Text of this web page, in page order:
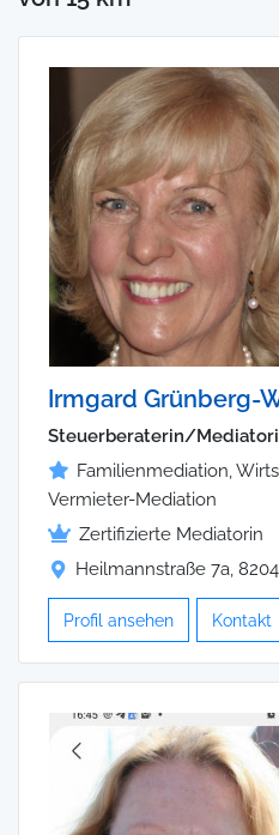
Irmgard Grünberg-
Steuerberaterin/
Familienmediation,
Vermieter-Mediation
Zertifizierte Mediatorin
Heilmannstraße 7a,
Profil ansehen Kontakt